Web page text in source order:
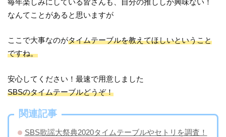
毎年楽しみにしている皆さんも、自分の推ししか興味ない！
なんてことがあると思いますが
ここで大事なのがタイムテーブルを教えてほしいということ
ですね。
安心してください！最速で用意しました
SBSのタイムテーブルどうぞ！
関連記事
SBS歌謡大祭典2020タイムテーブルやセトリを調査！